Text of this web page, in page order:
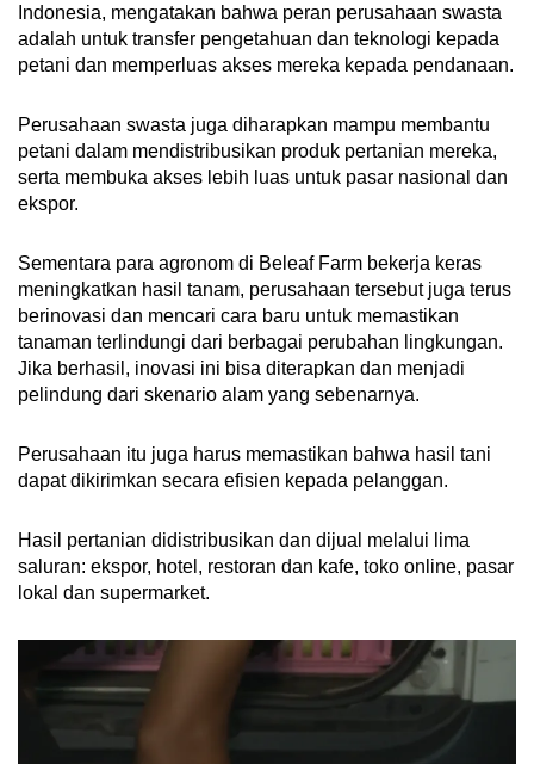
Indonesia, mengatakan bahwa peran perusahaan swasta
adalah untuk transfer pengetahuan dan teknologi kepada
petani dan memperluas akses mereka kepada pendanaan.
Perusahaan swasta juga diharapkan mampu membantu
petani dalam mendistribusikan produk pertanian mereka,
serta membuka akses lebih luas untuk pasar nasional dan
ekspor.
Sementara para agronom di Beleaf Farm bekerja keras
meningkatkan hasil tanam, perusahaan tersebut juga terus
berinovasi dan mencari cara baru untuk memastikan
tanaman terlindungi dari berbagai perubahan lingkungan.
Jika berhasil, inovasi ini bisa diterapkan dan menjadi
pelindung dari skenario alam yang sebenarnya.
Perusahaan itu juga harus memastikan bahwa hasil tani
dapat dikirimkan secara efisien kepada pelanggan.
Hasil pertanian didistribusikan dan dijual melalui lima
saluran: ekspor, hotel, restoran dan kafe, toko online, pasar
lokal dan supermarket.